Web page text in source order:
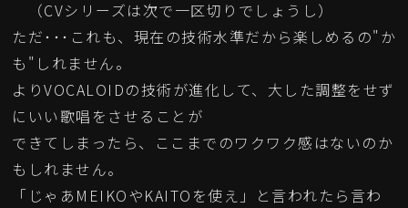
（CVシリーズは次で一区切りでしょうし）
ただ･･･これも、現在の技術水準だから楽しめるの"か
も"しれません。
よりVOCALOIDの技術が進化して、大した調整をせず
にいい歌唱をさせることが
できてしまったら、ここまでのワクワク感はないのか
もしれません。
「じゃあMEIKOやKAITOを使え」と言われたら言わ